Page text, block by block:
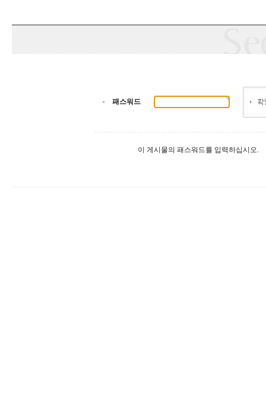
패스워드
이 게시물의 패스워드를 입력하십시오.